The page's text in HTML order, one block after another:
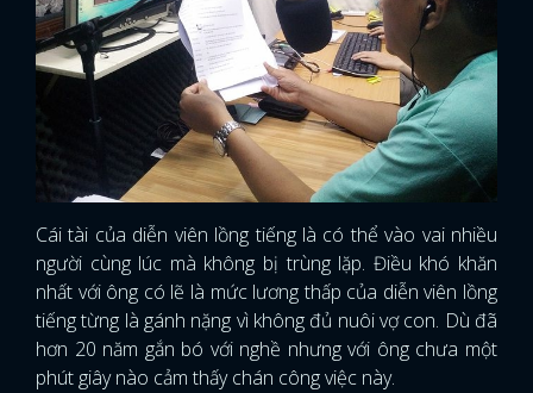
Cái tài của diễn viên lồng tiếng là có thể vào vai nhiều
người cùng lúc mà không bị trùng lặp. Điều khó khăn
nhất với ông có lẽ là mức lương thấp của diễn viên lồng
tiếng từng là gánh nặng vì không đủ nuôi vợ con. Dù đã
hơn 20 năm gắn bó với nghề nhưng với ông chưa một
phút giây nào cảm thấy chán công việc này.